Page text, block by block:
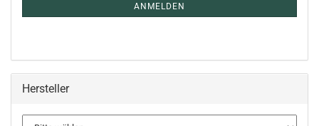
ANMELDEN
Hersteller